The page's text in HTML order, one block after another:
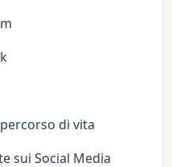
di vita
sui Social Media